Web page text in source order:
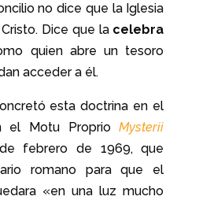
no dice que la Iglesia
Dice que la celebra
quien abre un tesoro
acceder a él.
esta doctrina en el
el Motu ProprioMysterii
febrero de 1969, que
romano para que el
«en una luz mucho